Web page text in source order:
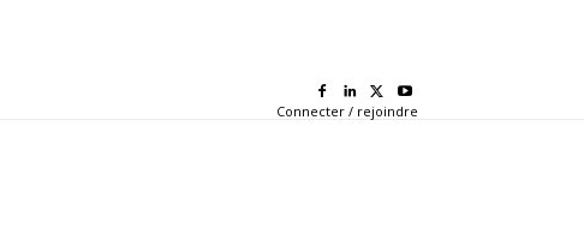
Connecter / rejoindre